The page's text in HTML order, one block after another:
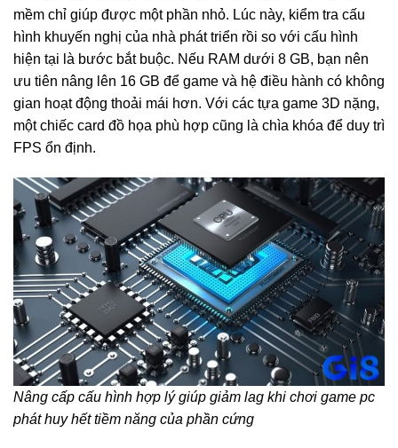
mềm chỉ giúp được một phần nhỏ. Lúc này, kiểm tra cấu
hình khuyến nghị của nhà phát triển rồi so với cấu hình
hiện tại là bước bắt buộc. Nếu RAM dưới 8 GB, bạn nên
ưu tiên nâng lên 16 GB để game và hệ điều hành có không
gian hoạt động thoải mái hơn. Với các tựa game 3D nặng,
một chiếc card đồ họa phù hợp cũng là chìa khóa để duy trì
FPS ổn định.
Nâng cấp cấu hình hợp lý giúp giảm lag khi chơi game pc
phát huy hết tiềm năng của phần cứng